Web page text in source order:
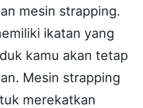
mesin strapping.
ikatan yang
kamu akan tetap
Mesin strapping
merekatkan